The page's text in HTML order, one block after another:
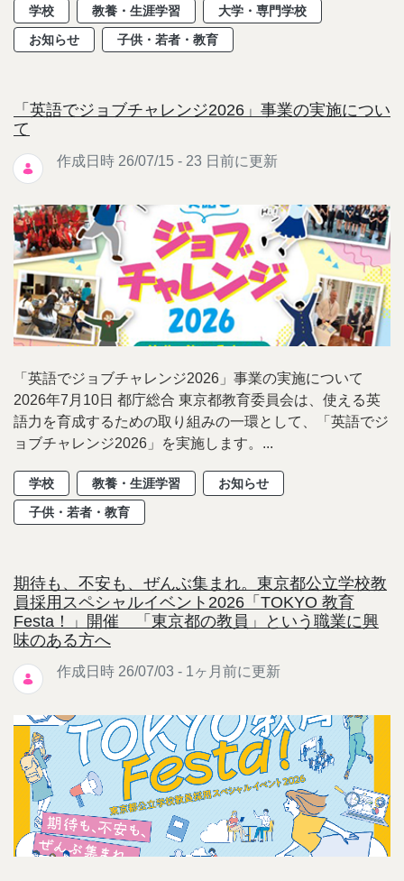
学校 教養・生涯学習
大学・専門学校
お知らせ
子供・若者・教育
「英語でジョブチャレンジ2026」事業の実施につい
て
作成日時 26/07/15 - 23 日前に更新
「英語でジョブチャレンジ2026」事業の実施について
2026年7月10日 都庁総合 東京都教育委員会は、使える英
語力を育成するための取り組みの一環として、「英語でジ
ョブチャレンジ2026」を実施します。...
学校 教養・生涯学習
お知らせ
子供・若者・教育
期待も、不安も、ぜんぶ集まれ。東京都公立学校教
員採用スペシャルイベント2026「TOKYO 教育
Festa！」開催 「東京都の教員」という職業に興
味のある方へ
作成日時 26/07/03 - 1ヶ月前に更新